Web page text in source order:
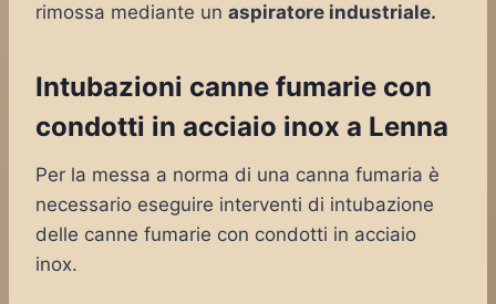
rimossa mediante un aspiratore industriale.
Intubazioni canne fumarie con
condotti in acciaio inox a Lenna
Per la messa a norma di una canna fumaria è
necessario eseguire interventi di intubazione
delle canne fumarie con condotti in acciaio
inox.